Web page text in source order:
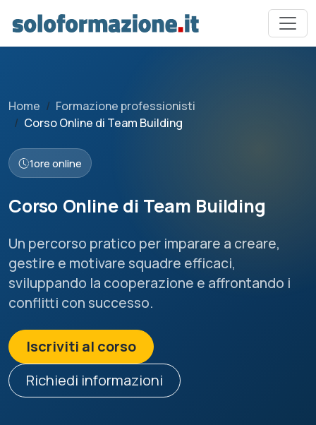
Home
Formazione professionisti
Corso Online di Team Building
1ore online
Corso Online di Team Building
Un percorso pratico per imparare a creare,
gestire e motivare squadre efficaci,
sviluppando la cooperazione e affrontando i
conflitti con successo.
Iscriviti al corso
Richiedi informazioni